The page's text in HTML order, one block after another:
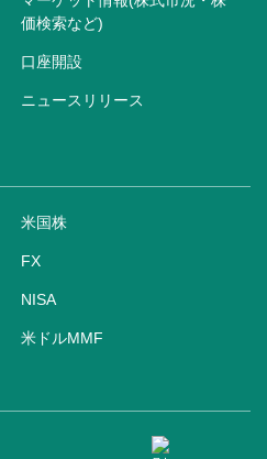
価検索など)
口座開設
ニュースリリース
米国株
FX
NISA
米ドルMMF